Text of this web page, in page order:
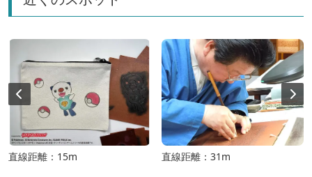
直線距離：15m 直線距離：31m